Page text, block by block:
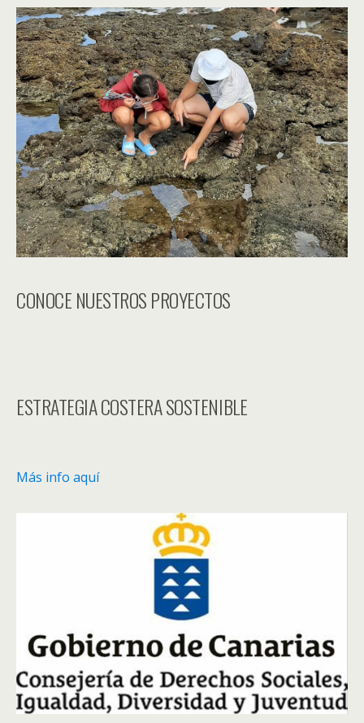
CONOCE NUESTROS PROYECTOS
ESTRATEGIA COSTERA SOSTENIBLE
Más info aquí